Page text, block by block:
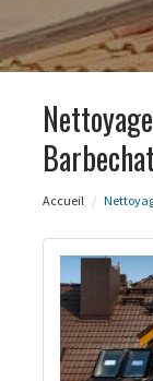
Accueil